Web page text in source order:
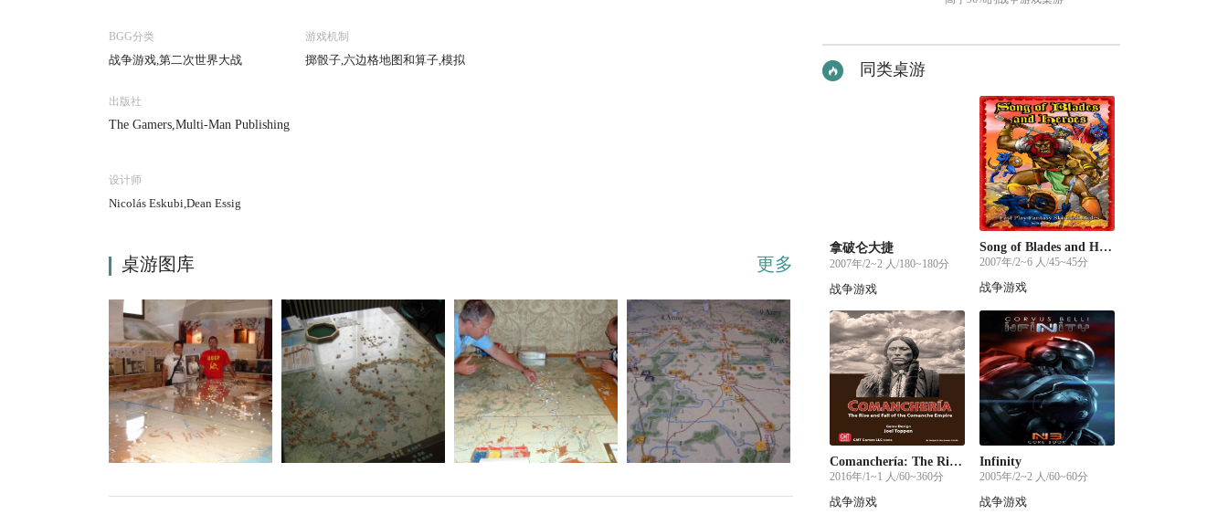
BGG分类
战争游戏,第二次世界大战
游戏机制
掷骰子,六边格地图和算子,模拟
出版社
The Gamers,Multi-Man Publishing
设计师
Nicolás Eskubi,Dean Essig
桌游图库 更多
同类桌游
拿破仑大捷
2007年/2~2 人/180~180分
战争游戏
Song of Blades and Heroes
2007年/2~6 人/45~45分
战争游戏
Comanchería: The Rise and Fall of the Comanche Empire
2016年/1~1 人/60~360分
战争游戏
Infinity
2005年/2~2 人/60~60分
战争游戏